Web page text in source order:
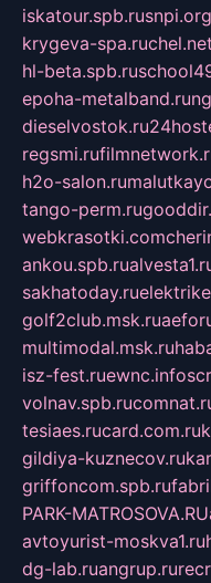
iskatour.spb.ru
krygeva-spa.ru
hl-beta.spb.ru
epoha-metalband.ru
dieselvostok.ru
regsmi.ru
h2o-salon.ru
tango-perm.ru
webkrasotki.com
ankou.spb.ru
sakhatoday.ru
golf2club.msk.ru
multimodal.msk.ru
isz-fest.ruewnc.info
volnav.spb.ru
tesiaes.rucard.com.ru
gildiya-kuznecov.ru
griffoncom.spb.ru
PARK-MATROSOVA.RU
avtoyurist-moskva1.ru
dg-lab.ruangrup.ru